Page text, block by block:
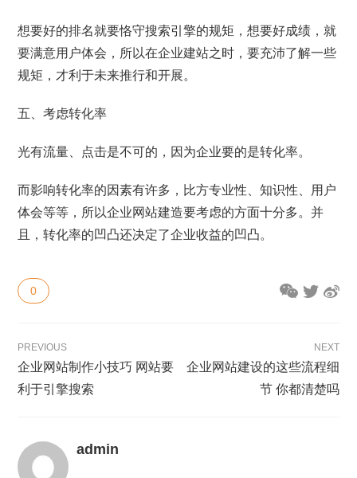
想要好的排名就要恪守搜索引擎的规矩，想要好成绩，就
要满意用户体会，所以在企业建站之时，要充沛了解一些
规矩，才利于未来推行和开展。
五、考虑转化率
光有流量、点击是不可的，因为企业要的是转化率。
而影响转化率的因素有许多，比方专业性、知识性、用户
体会等等，所以企业网站建造要考虑的方面十分多。并
且，转化率的凹凸还决定了企业收益的凹凸。
0
PREVIOUS
企业网站制作小技巧 网站要
利于引擎搜索
NEXT
企业网站建设的这些流程细
节 你都清楚吗
admin